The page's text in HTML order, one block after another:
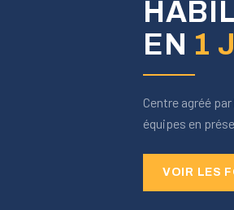
EN 1
Centre agréé
équipes en
VOIR LES